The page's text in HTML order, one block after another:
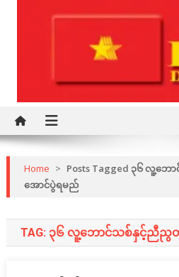
DPNS
Home > Posts Tagged ၃၆ လူ့ဘ
အောင်ပွဲရမည်
TAG: ၃၆ လူ့ဘောင်သစ်နှင့်ညီညွ